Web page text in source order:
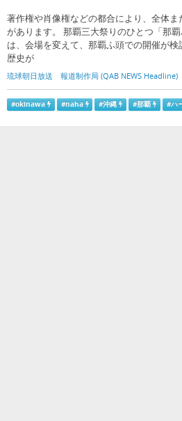
著作権や肖像権などの都合により、全体
があります。 那覇三大祭りのひとつ「那
は、会場を変えて、那覇ふ頭での開催が
歴史が
琉球朝日放送 報道制作局 (QAB NEWS Headline)
#okinawa #naha #沖縄 #那覇 #ハ